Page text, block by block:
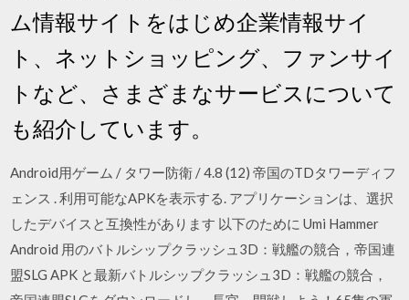
ム情報サイトをはじめ企業情報サイ
ト、ネットショッピング、ファンサイ
トなど、さまざまなサービスについて
も紹介しています。
Android用ゲーム / タワー防衛 / 4.8 (12) 帝国のTDタワーディフ
ェンス . 利用可能なAPKを表示する. アプリケーションは、選択
したデバイスと互換性があります 以下のために Umi Hammer
Android 用のバトルシップクラッシュ3D：戦艦の競合，帝国連
盟SLG APK と最新バトルシップクラッシュ3D：戦艦の競合，